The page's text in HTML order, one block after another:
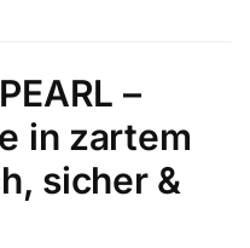
–
in zartem
sicher &